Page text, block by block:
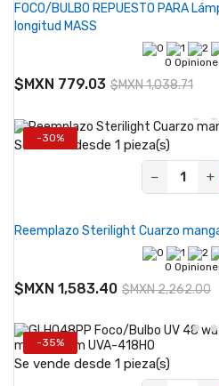
FOCO/BULBO REPUESTO PARA
longitud MASS
0
$MXN 779.03 $MXN 1,038.71
-30%
Se vende desde 1 pieza(s)
−
+
Reemplazo Sterilight Cuarzo
0
$MXN 1,583.40 $MXN 2,262.00
-35%
Se vende desde 1 pieza(s)